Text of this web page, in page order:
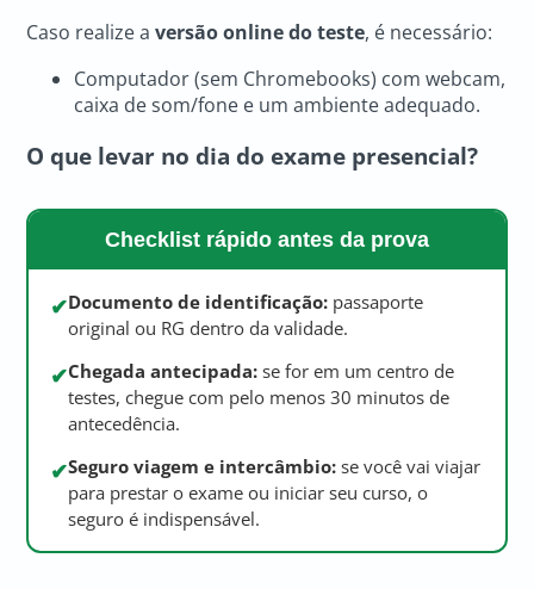
Caso realize aversão online do teste, é necessário:
Computador (sem Chromebooks) com webcam,
caixa de som/fone e um ambiente adequado.
O que levar no dia do exame presencial?
Checklist rápido antes da prova
✔Documento de identificação: passaporte
original ou RG dentro da validade.
✔Chegada antecipada: se for em um centro de
testes, chegue com pelo menos 30 minutos de
antecedência.
✔Seguro viagem e intercâmbio: se você vai viajar
para prestar o exame ou iniciar seu curso, o
seguro é indispensável.